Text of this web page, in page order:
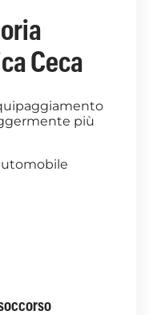
Ceca
più